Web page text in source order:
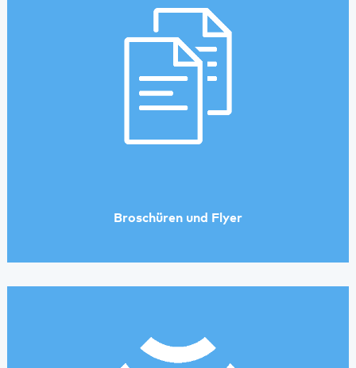
Broschüren und Flyer